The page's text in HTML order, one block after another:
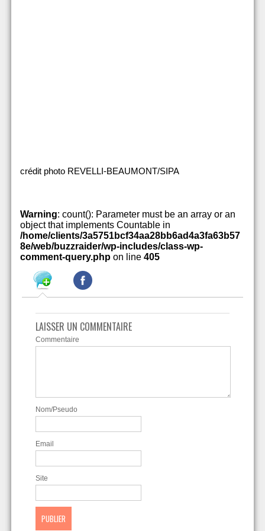
crédit photo REVELLI-BEAUMONT/SIPA
Warning: count(): Parameter must be an array or an
object that implements Countable in
/home/clients/3a5751bcf34aa28bb6ad4a3fa63b57
8e/web/buzzraider/wp-includes/class-wp-
comment-query.php on line 405
LAISSER UN COMMENTAIRE
Commentaire
Nom/Pseudo
Email
Site